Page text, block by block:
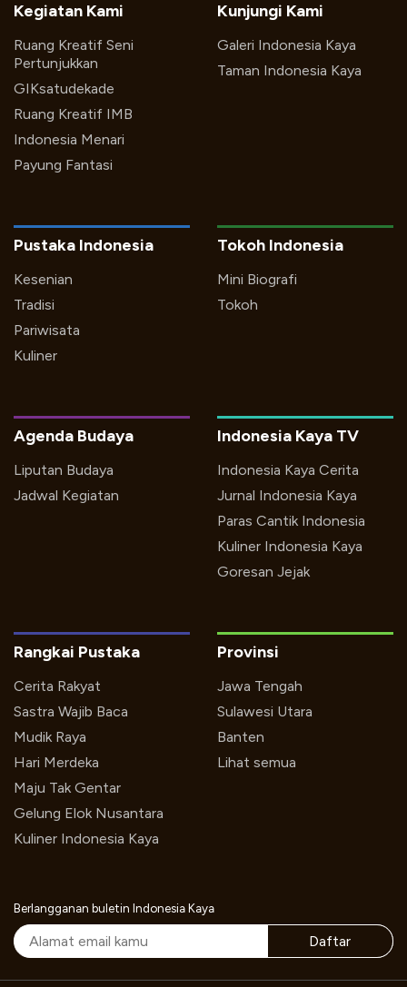
Kegiatan Kami
Ruang Kreatif Seni
Pertunjukkan
GIKsatudekade
Ruang Kreatif IMB
Indonesia Menari
Payung Fantasi
Kunjungi Kami
Galeri Indonesia Kaya
Taman Indonesia Kaya
Pustaka Indonesia
Kesenian
Tradisi
Pariwisata
Kuliner
Tokoh Indonesia
Mini Biografi
Tokoh
Indonesia Kaya TV
Indonesia Kaya Cerita
Jurnal Indonesia Kaya
Paras Cantik Indonesia
Kuliner Indonesia Kaya
Goresan Jejak
Agenda Budaya
Liputan Budaya
Jadwal Kegiatan
Rangkai Pustaka
Cerita Rakyat
Sastra Wajib Baca
Mudik Raya
Hari Merdeka
Maju Tak Gentar
Gelung Elok Nusantara
Kuliner Indonesia Kaya
Provinsi
Jawa Tengah
Sulawesi Utara
Banten
Lihat semua
Berlangganan buletin Indonesia Kaya
Daftar